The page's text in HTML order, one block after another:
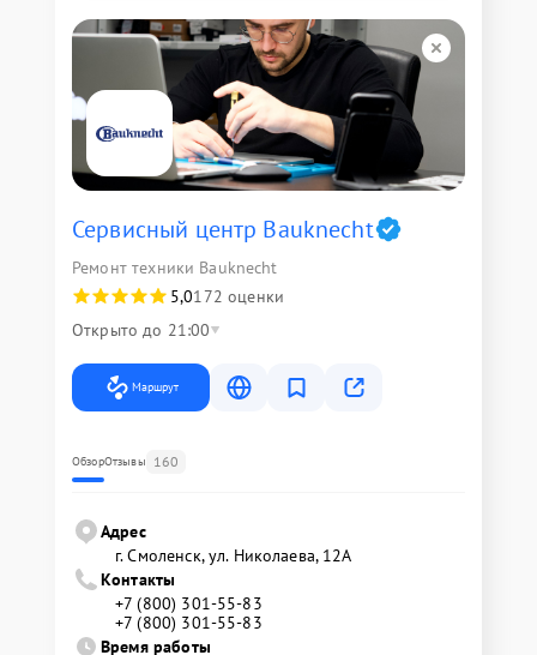
Сервисный центр Bauknecht
Ремонт техники Bauknecht
5,0172 оценки
Открыто до 21:00
Маршрут
ОбзорОтзывы 160
Адрес
г. Смоленск, ул. Николаева, 12А
Контакты
+7 (800) 301-55-83
+7 (800) 301-55-83
Время работы